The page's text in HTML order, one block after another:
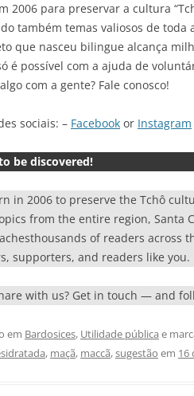
2006 para preservar a cultura
também temas valiosos de toda
que nasceu bilingue alcança
é possível com a ajuda de
com a gente? Fale conosco!
sociais: – Facebook or Instagram
be discovered!
in 2006 to preserve the Tchô
from the entire region, Santa
of readers across
supporters, and readers like you.
with us? Get in touch — and
em Bardosices, Utilidade pública e
, maçã, maccã,sugestão em 16